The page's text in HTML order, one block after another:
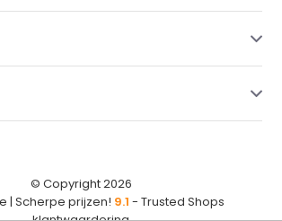
© Copyright 2026
| Scherpe prijzen! 9.1 - Trusted Shops